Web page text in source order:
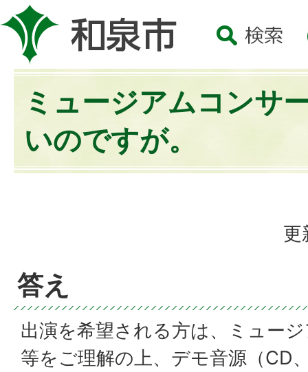
ミュージアムコンサ
いのですが。
更
答え
出演を希望される方は、ミュー
等をご理解の上、デモ音源（CD